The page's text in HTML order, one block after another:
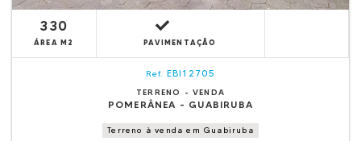
330
ÁREA M2 PAVIMENTAÇÃO
Ref. EBI12705
TERRENO - VENDA
POMERÂNEA - GUABIRUBA
Terreno à venda em Guabiruba